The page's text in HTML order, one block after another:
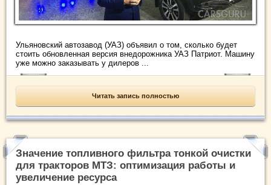
Ульяновский автозавод (УАЗ) объявил о том, сколько будет
стоить обновленная версия внедорожника УАЗ Патриот. Машину
уже можно заказывать у дилеров ...
Читать запись полностью
Значение топливного фильтра тонкой очистки
для тракторов МТЗ: оптимизация работы и
увеличение ресурса